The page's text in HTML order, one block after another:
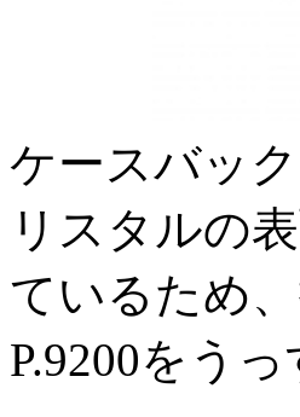
ケースバッ
リスタルの
ているため
P.9200をう